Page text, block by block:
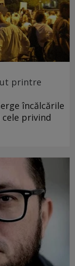
printre
încălcările
privind